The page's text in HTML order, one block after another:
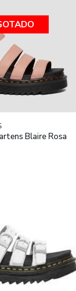
Blaire Rosa